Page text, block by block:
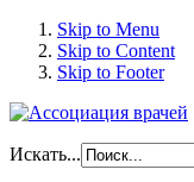
Skip to Menu
Skip to Content
Skip to Footer
Искать...